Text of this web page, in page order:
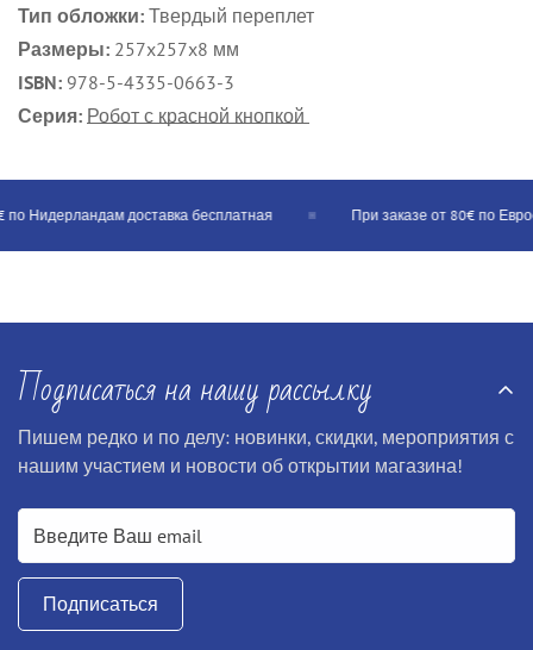
Тип обложки: Твердый переплет
Размеры: 257x257x8 мм
ISBN: 978-5-4335-0663-3
Серия: Робот с красной кнопкой
Нидерландам доставка бесплатная При заказе от 80€ по
Подписаться на нашу рассылку
Пишем редко и по делу: новинки, скидки, мероприятия с
нашим участием и новости об открытии магазина!
Подписаться